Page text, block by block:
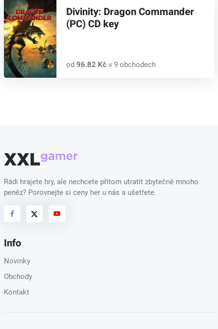
Divinity: Dragon Commander
(PC) CD key
od 96.82 Kčv 9 obchodech
Rádi hrajete hry, ale nechcete přitom utratit zbytečně mnoho
peněz? Porovnejte si ceny her u nás a ušetřete.
Info
Novinky
Obchody
Kontakt